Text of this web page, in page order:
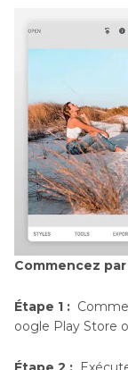
Commencez
Étape 1 :
oogle Play Store